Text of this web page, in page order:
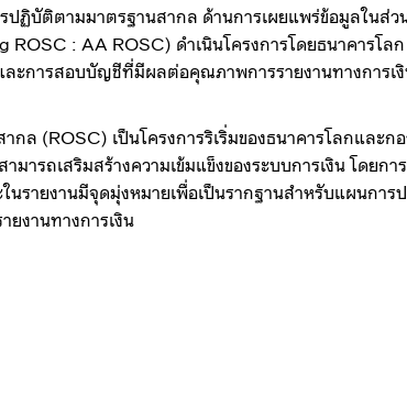
รปฏิบัติตามมาตรฐานสากล ด้านการเผยแพร่ข้อมูลในส่ว
: AA ROSC) ดำเนินโครงการโดยธนาคารโลก
การสอบบัญชีที่มีผลต่อคุณภาพการรายงานทางการเงิ
ล (ROSC) เป็นโครงการริเริ่มของธนาคารโลกและก
มารถเสริมสร้างความเข้มแข็งของระบบการเงิน โดยกา
รายงานมีจุดมุ่งหมายเพื่อเป็นรากฐานสำหรับแผนการ
ยงานทางการเงิน